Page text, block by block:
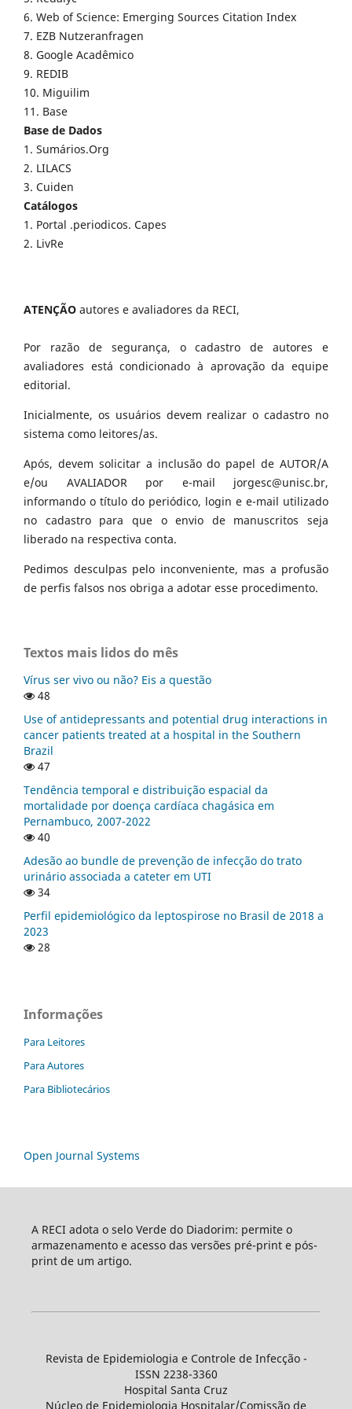
6. Web of Science: Emerging Sources Citation Index
7. EZB Nutzeranfragen
8. Google Acadêmico
9. REDIB
10. Miguilim
11. Base
Base de Dados
1. Sumários.Org
2. LILACS
3. Cuiden
Catálogos
1. Portal .periodicos. Capes
2. LivRe
ATENÇÃO autores e avaliadores da RECI,
Por razão de segurança, o cadastro de autores e
avaliadores está condicionado à aprovação da equipe
editorial.
Inicialmente, os usuários devem realizar o cadastro no
sistema como leitores/as.
Após, devem solicitar a inclusão do papel de AUTOR/A
e/ou AVALIADOR por e-mail jorgesc@unisc.br,
informando o título do periódico, login e e-mail utilizado
no cadastro para que o envio de manuscritos seja
liberado na respectiva conta.
Pedimos desculpas pelo inconveniente, mas a profusão
de perfis falsos nos obriga a adotar esse procedimento.
Textos mais lidos do mês
Vírus ser vivo ou não? Eis a questão
48
Use of antidepressants and potential drug interactions in
cancer patients treated at a hospital in the Southern
Brazil
47
Tendência temporal e distribuição espacial da
mortalidade por doença cardíaca chagásica em
Pernambuco, 2007-2022
40
Adesão ao bundle de prevenção de infecção do trato
urinário associada a cateter em UTI
34
Perfil epidemiológico da leptospirose no Brasil de 2018 a
2023
28
Informações
Para Leitores
Para Autores
Para Bibliotecários
Open Journal Systems
A RECI adota o selo Verde do Diadorim: permite o
armazenamento e acesso das versões pré-print e pós-
print de um artigo.
Revista de Epidemiologia e Controle de Infecção -
ISSN 2238-3360
Hospital Santa Cruz
Núcleo de Epidemiologia Hospitalar/Comissão de